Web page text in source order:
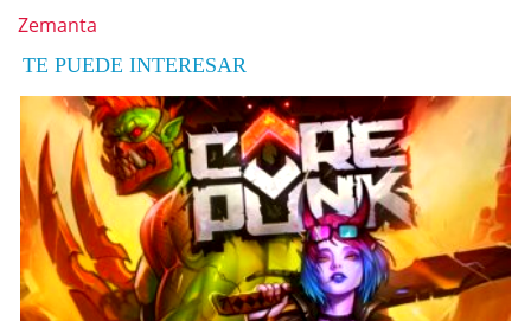
Zemanta
TE PUEDE INTERESAR